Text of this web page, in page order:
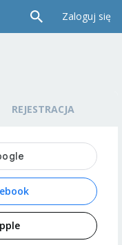
Zaloguj się
REJESTRACJA